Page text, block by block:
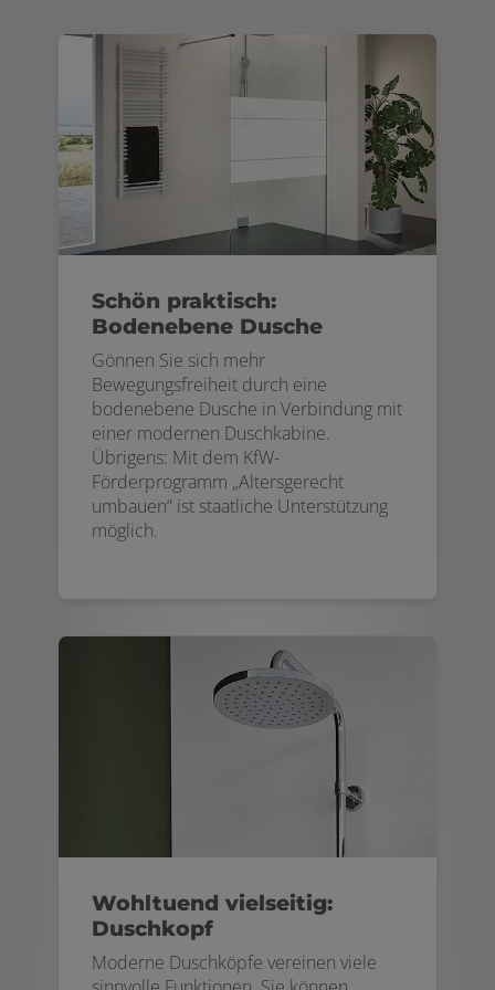
Schön praktisch:
Bodenebene Dusche
Gönnen Sie sich mehr
Bewegungsfreiheit durch eine
bodenebene Dusche in Verbindung mit
einer modernen Duschkabine.
Übrigens: Mit dem KfW-
Förderprogramm „Altersgerecht
umbauen“ ist staatliche Unterstützung
möglich.
Wohltuend vielseitig:
Duschkopf
Moderne Duschköpfe vereinen viele